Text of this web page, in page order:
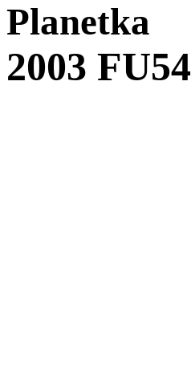
Planetka
2003 FU54